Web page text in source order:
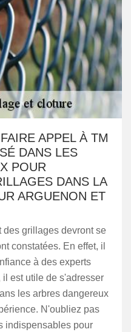
APPEL À TM
DANS LES
POUR
DANS LA
ARGUENON ET
des grillages devront se
constatées. En effet, il
à des experts
est utile de s'adresser
les arbres dangereux
N'oubliez pas
indispensables pour